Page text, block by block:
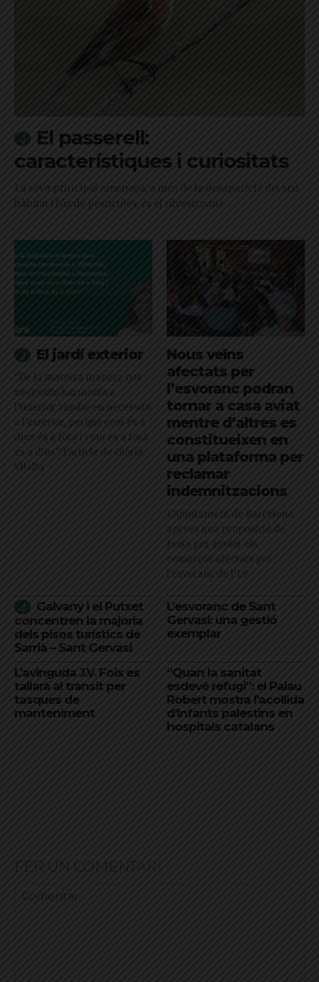
El passerell:
característiques i curiositats
La seva principal amenaça, a més de la desaparició del seu
hàbitat i l'ús de pesticides, és el silvestrisme
El jardí exterior
"De la mateixa manera que
necessito harmonia a
l’interior, també en necessito
a l’exterior, perquè com és a
dins és a fora i com és a fora
és a dins": l'article de Glòria
Vilalta
Nous veïns
afectats per
l’esvoranc podran
tornar a casa aviat
mentre d’altres es
constitueixen en
una plataforma per
reclamar
indemnitzacions
L’Ajuntament de Barcelona
aprova una proposició de
Junts per ajudar els
comerços afectats per
l'esvoranc de l'L9
Galvany i el Putxet
concentren la majoria
dels pisos turístics de
Sarrià – Sant Gervasi
L’esvoranc de Sant
Gervasi: una gestió
exemplar
L’avinguda J.V. Foix es
tallarà al trànsit per
tasques de
manteniment
“Quan la sanitat
esdevé refugi”: el Palau
Robert mostra l’acollida
d’infants palestins en
hospitals catalans
FER UN COMENTARI